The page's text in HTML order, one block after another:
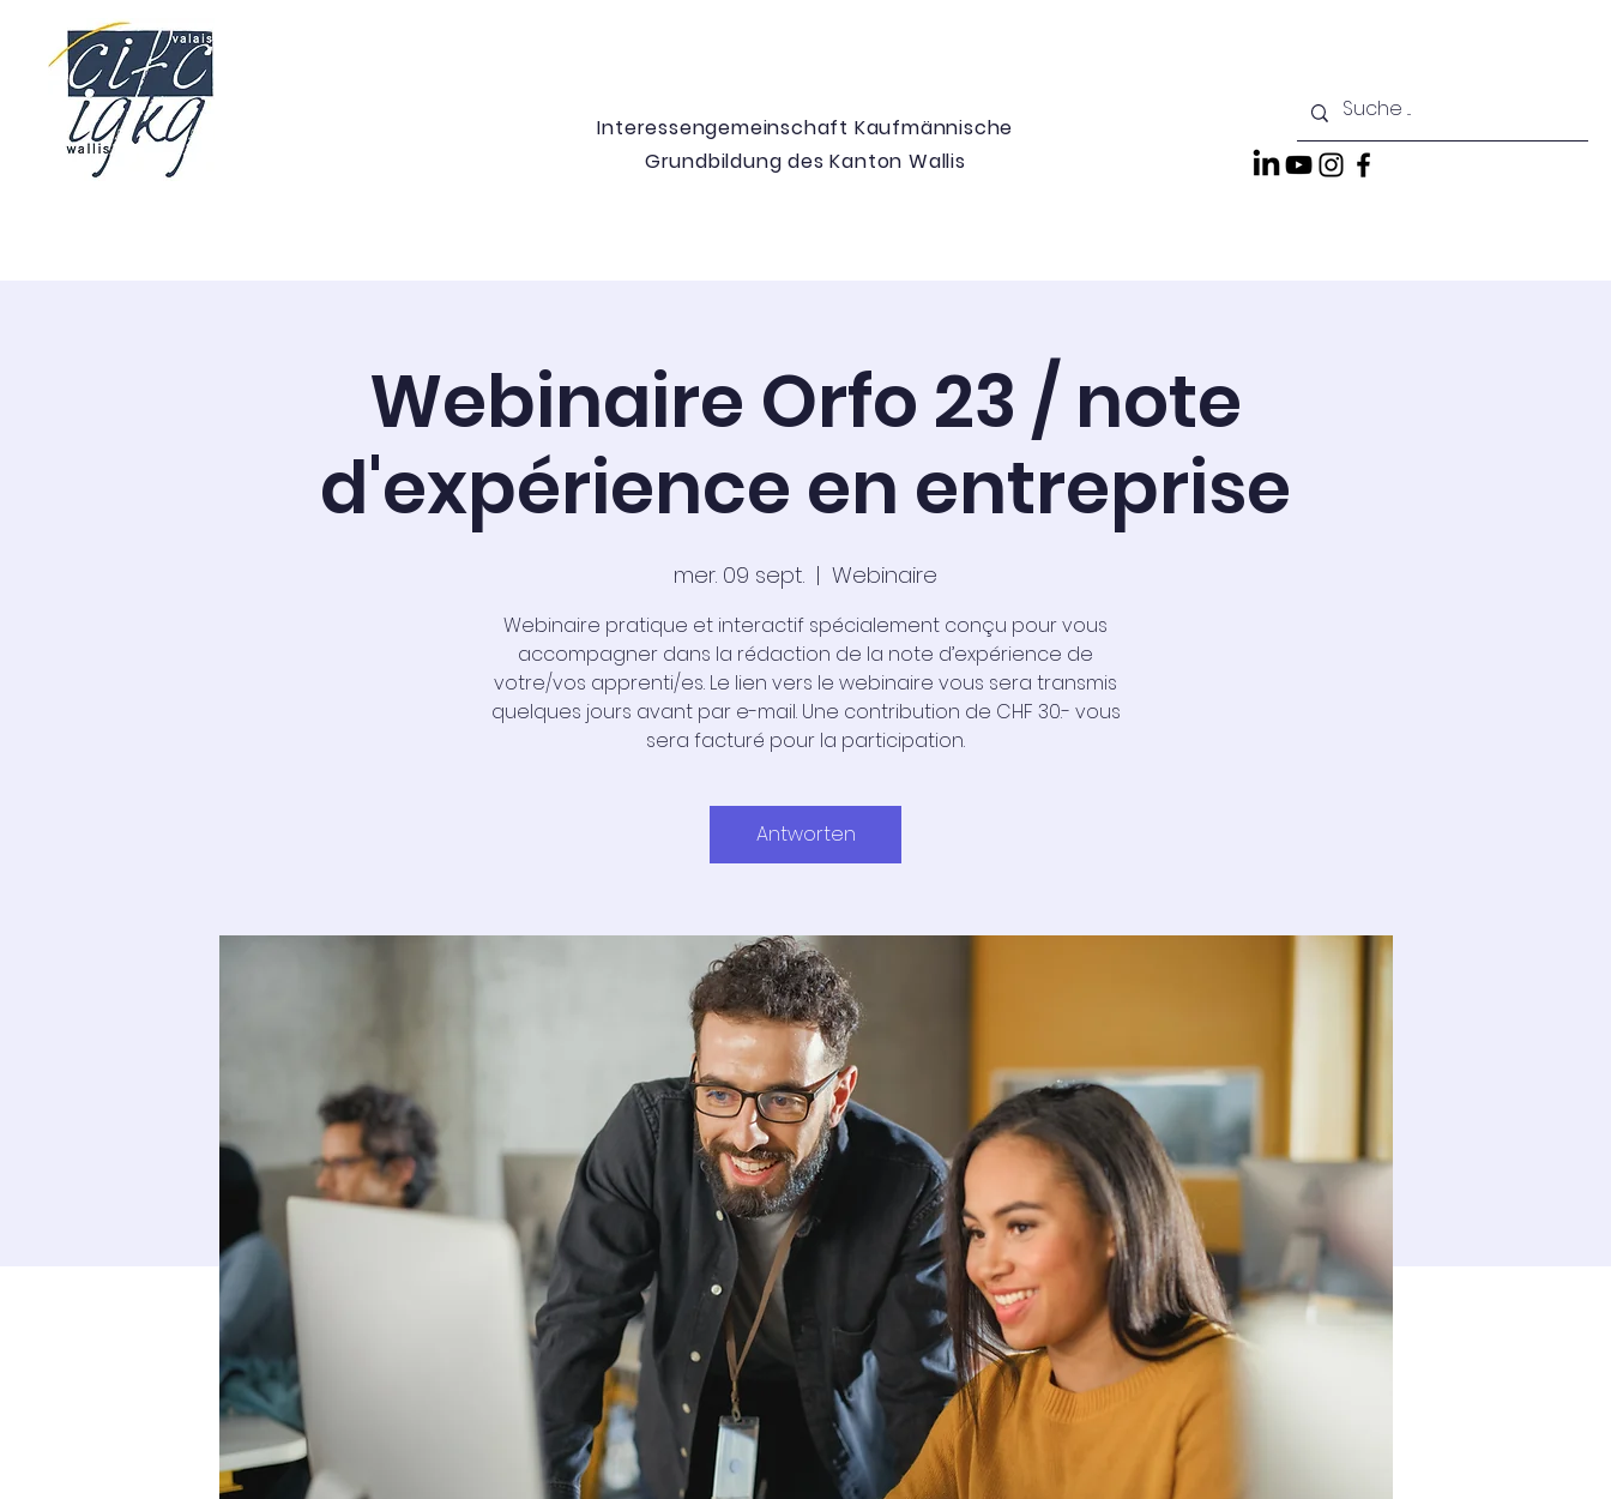
Interessengemeinschaft Kaufmännische
Grundbildungdes Kanton Wallis
Webinaire Orfo 23 / note
d'expérience en entreprise
mer. 09 sept.
  |
Webinaire
Webinaire pratique et interactif spécialement conçu pour vous
accompagner dans la rédaction de la note d’expérience de
votre/vos apprenti/es. Le lien vers le webinaire vous sera transmis
quelques jours avant par e-mail. Une contribution de CHF 30.- vous
sera facturé pour la participation.
Antworten